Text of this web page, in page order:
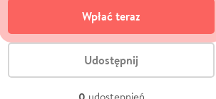
Wpłać teraz
Udostępnij